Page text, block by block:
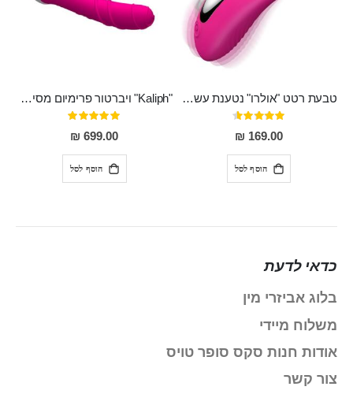
טבעת רטט "אולרו" נטענת עשויה סיליקון רפואי עם רטט חזק ומטריף חושים
דירוג:
91%
169.00 ₪
הוסף לסל
"Kaliph" ויברטור פרימיום מסיליקון רפואי , נטען, שקט במיוחד, מסתובב ומתפתל, שמנמן עם חדירה 14 סמ
דירוג:
100%
699.00 ₪
הוסף לסל
כדאי לדעת
בלוג אביזרי מין
משלוח מיידי
אודות חנות סקס סופר טויס
צור קשר